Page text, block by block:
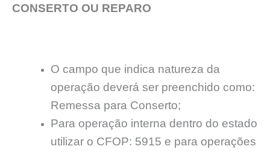
CONSERTO OU REPARO
O campo que indica natureza da
operação deverá ser preenchido como:
Remessa para Conserto;
Para operação interna dentro do estado
utilizar o CFOP: 5915 e para operações